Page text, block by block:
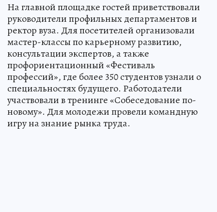
На главной площадке гостей приветствовали
руководители профильных департаментов и
ректор вуза. Для посетителей организовали
мастер-классы по карьерному развитию,
консультации экспертов, а также
профориентационный «Фестиваль
профессий», где более 350 студентов узнали о
специальностях будущего. Работодатели
участвовали в тренинге «Собеседование по-
новому». Для молодежи провели командную
игру на знание рынка труда.